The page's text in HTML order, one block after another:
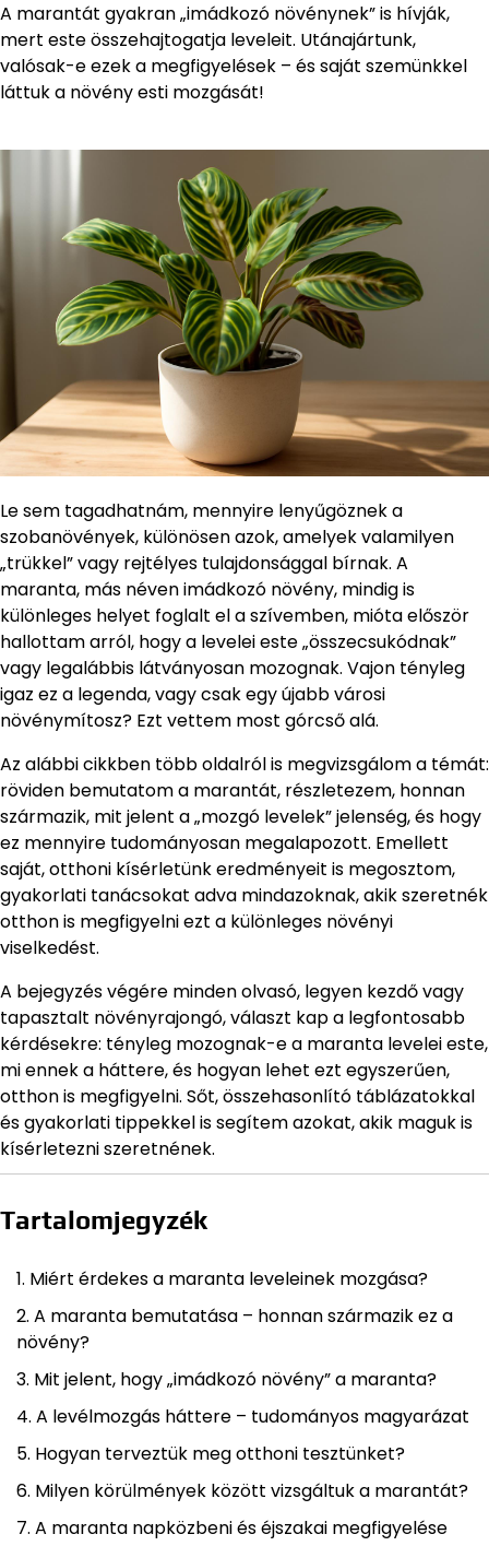
A marantát gyakran „imádkozó növénynek” is hívják,
mert este összehajtogatja leveleit. Utánajártunk,
valósak-e ezek a megfigyelések – és saját szemünkkel
láttuk a növény esti mozgását!
Le sem tagadhatnám, mennyire lenyűgöznek a
szobanövények, különösen azok, amelyek valamilyen
„trükkel” vagy rejtélyes tulajdonsággal bírnak. A
maranta, más néven imádkozó növény, mindig is
különleges helyet foglalt el a szívemben, mióta először
hallottam arról, hogy a levelei este „összecsukódnak”
vagy legalábbis látványosan mozognak. Vajon tényleg
igaz ez a legenda, vagy csak egy újabb városi
növénymítosz? Ezt vettem most górcső alá.
Az alábbi cikkben több oldalról is megvizsgálom a témát:
röviden bemutatom a marantát, részletezem, honnan
származik, mit jelent a „mozgó levelek” jelenség, és hogy
ez mennyire tudományosan megalapozott. Emellett
saját, otthoni kísérletünk eredményeit is megosztom,
gyakorlati tanácsokat adva mindazoknak, akik szeretnék
otthon is megfigyelni ezt a különleges növényi
viselkedést.
A bejegyzés végére minden olvasó, legyen kezdő vagy
tapasztalt növényrajongó, választ kap a legfontosabb
kérdésekre: tényleg mozognak-e a maranta levelei este,
mi ennek a háttere, és hogyan lehet ezt egyszerűen,
otthon is megfigyelni. Sőt, összehasonlító táblázatokkal
és gyakorlati tippekkel is segítem azokat, akik maguk is
kísérletezni szeretnének.
Tartalomjegyzék
Miért érdekes a maranta leveleinek mozgása?
A maranta bemutatása – honnan származik ez a
növény?
Mit jelent, hogy „imádkozó növény” a maranta?
A levélmozgás háttere – tudományos magyarázat
Hogyan terveztük meg otthoni tesztünket?
Milyen körülmények között vizsgáltuk a marantát?
A maranta napközbeni és éjszakai megfigyelése